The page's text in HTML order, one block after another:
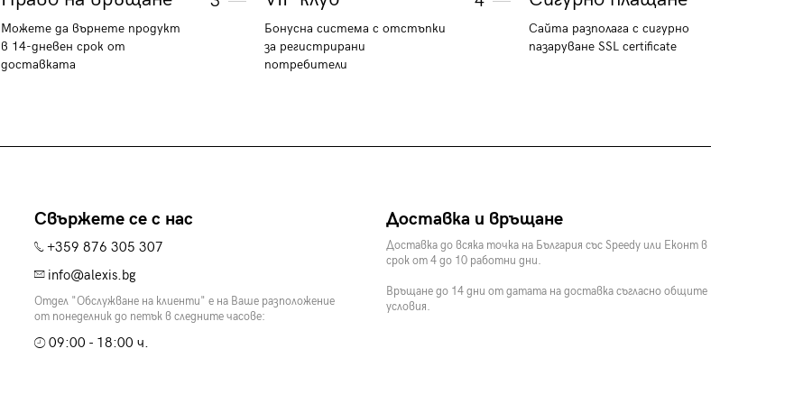
Можете да върнете продукт
в 14-дневен срок от
доставката
Бонусна система с отстъпки
за регистрирани
потребители
Сайта разполага с сигурно
пазаруване SSL certificate
Свържете се с нас
+359 876 305 307
info@alexis.bg
Отдел "Обслужване на клиенти" е на Ваше разположение
от понеделник до петък в следните часове:
09:00 - 18:00 ч.
Доставка и връщане
Доставка до всяка точка на България със Speedy или Еконт в
срок от 4 до 10 работни дни.
Връщане до 14 дни от датата на доставка съгласно общите
условия.